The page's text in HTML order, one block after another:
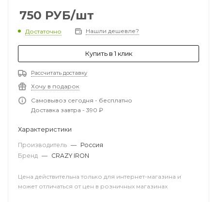
750 РУБ/шт
Достаточно Нашли дешевле?
Купить в 1 клик
Рассчитать доставку
Хочу в подарок
Самовывоз сегодня - бесплатно
Доставка завтра - 390 ₽
Характеристики
Производитель — Россия
Бренд — CRAZY IRON
Цена действительна только для интернет-магазина и
может отличаться от цен в розничных магазинах